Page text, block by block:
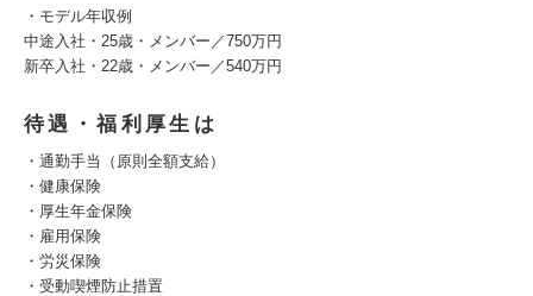
・モデル年収例
中途入社・25歳・メンバー／750万円
新卒入社・22歳・メンバー／540万円
待遇・福利厚生は
・通勤手当（原則全額支給）
・健康保険
・厚生年金保険
・雇用保険
・労災保険
・受動喫煙防止措置